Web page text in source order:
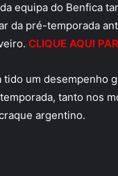
equipa do Benfica
da pré-temporada
CLIQUE AQUI
tido um desempenho
tanto nos
argentino.